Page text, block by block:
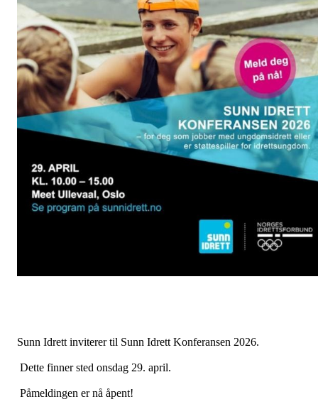
Sunn Idrett inviterer til Sunn Idrett Konferansen 2026.
Dette finner sted onsdag 29. april.
Påmeldingen er nå åpent!